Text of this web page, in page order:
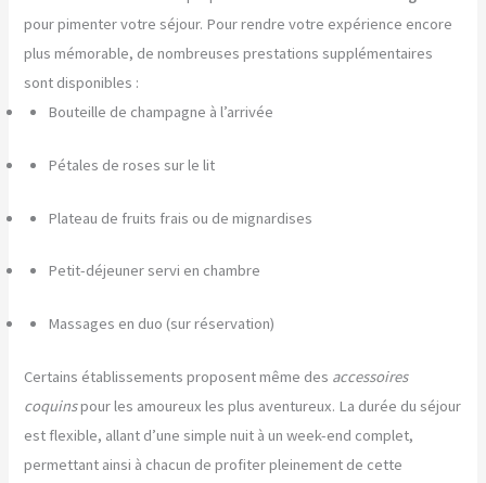
pour pimenter votre séjour. Pour rendre votre expérience encore
plus mémorable, de nombreuses prestations supplémentaires
sont disponibles :
Bouteille de champagne à l’arrivée
Pétales de roses sur le lit
Plateau de fruits frais ou de mignardises
Petit-déjeuner servi en chambre
Massages en duo (sur réservation)
Certains établissements proposent même des accessoires
coquinspour les amoureux les plus aventureux. La durée du séjour
est flexible, allant d’une simple nuit à un week-end complet,
permettant ainsi à chacun de profiter pleinement de cette